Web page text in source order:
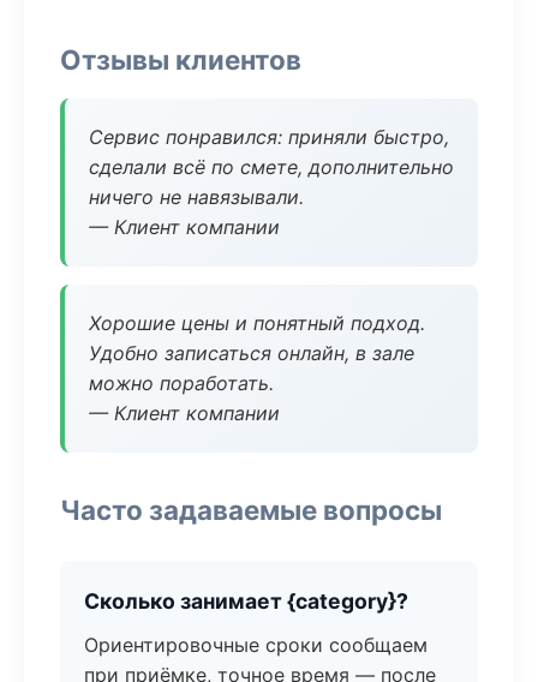
Отзывы клиентов
Сервис понравился: приняли быстро,
сделали всё по смете, дополнительно
ничего не навязывали.
— Клиент компании
Хорошие цены и понятный подход.
Удобно записаться онлайн, в зале
можно поработать.
— Клиент компании
Часто задаваемые вопросы
Сколько занимает {category}?
Ориентировочные сроки сообщаем
при приёмке, точное время — после